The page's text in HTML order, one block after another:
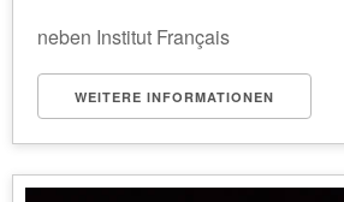
neben Institut Français
WEITERE INFORMATIONEN